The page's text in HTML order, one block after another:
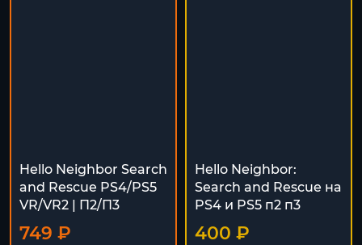
Hello Neighbor Search
and Rescue PS4/PS5
VR/VR2 | П2/П3
749 ₽
Hello Neighbor:
Search and Rescue на
PS4 и PS5 п2 п3
400 ₽